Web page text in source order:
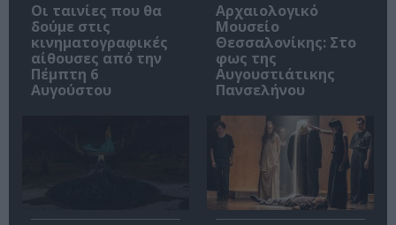
Οι ταινίες που θα
δούμε στις
κινηματογραφικές
αίθουσες από την
Πέμπτη 6
Αυγούστου
Αρχαιολογικό
Μουσείο
Θεσσαλονίκης: Στο
φως της
Αυγουστιάτικης
Πανσελήνου